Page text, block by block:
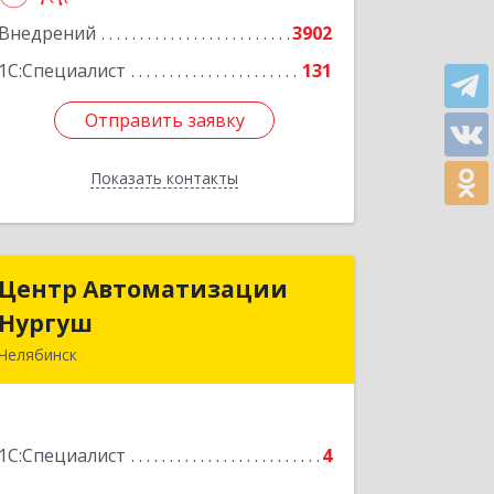
Внедрений
3902
1С:Специалист
131
Отправить заявку
Показать контакты
Подробнее
Отправить заявку
Назад
Центр Автоматизации
Нургуш
1С:Специалист 4
Центр Автоматизации
Подробнее